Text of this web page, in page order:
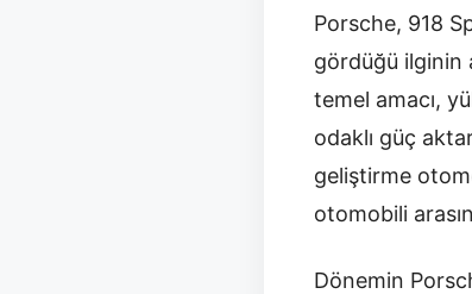
Porsche, 918
gördüğü ilginin
temel amacı,
odaklı güç
geliştirme
otomobili
Dönemin